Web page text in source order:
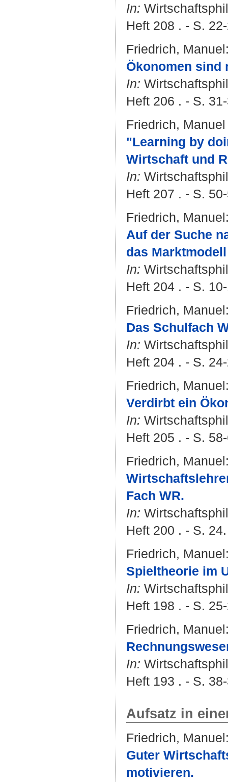
In:
Heft 208 . - S.
Friedrich, Manuel
Ökonomen sind
In:
Heft 206 . - S.
Friedrich, Manuel
"Learning by
Wirtschaft und
In:
Heft 207 . - S.
Friedrich, Manuel
Auf der Suche
das
In:
Heft 204 . - S.
Friedrich, Manuel
Das Schulfach
In:
Heft 204 . - S.
Friedrich, Manuel
Verdirbt ein
In:
Heft 205 . - S.
Friedrich, Manuel
Fach WR.
In:
Heft 200 . - S. 24.
Friedrich, Manuel
Spieltheorie im
In:
Heft 198 . - S.
Friedrich, Manuel
In:
Heft 193 . - S.
Aufsatz in
Friedrich, Manuel
Guter
motivieren.